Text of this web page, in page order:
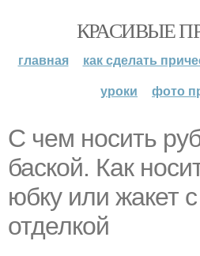
КРАСИВЫЕ
главная как сделать
уроки
фото
С чем носить
баской. Как
юбку или жакет
отделкой